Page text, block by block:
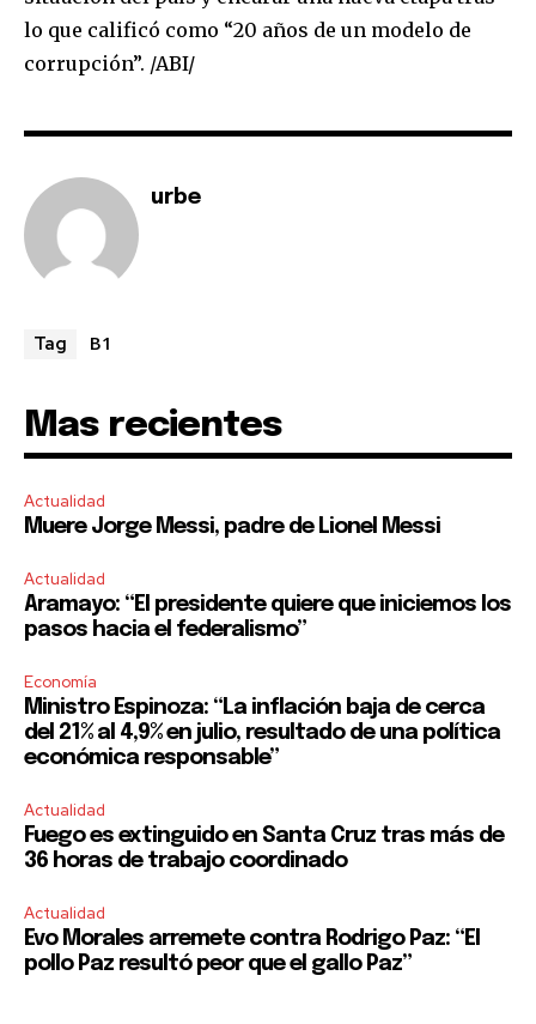
lo que calificó como “20 años de un modelo de
corrupción”. /ABI/
urbe
Tag B1
Mas recientes
Actualidad
Muere Jorge Messi, padre de Lionel Messi
Actualidad
Aramayo: “El presidente quiere que iniciemos los
pasos hacia el federalismo”
Economía
Ministro Espinoza: “La inflación baja de cerca
del 21% al 4,9% en julio, resultado de una política
económica responsable”
Actualidad
Fuego es extinguido en Santa Cruz tras más de
36 horas de trabajo coordinado
Actualidad
Evo Morales arremete contra Rodrigo Paz: “El
pollo Paz resultó peor que el gallo Paz”